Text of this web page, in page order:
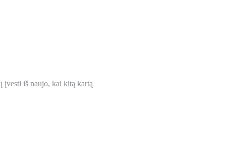
įvesti iš naujo, kai kitą kartą